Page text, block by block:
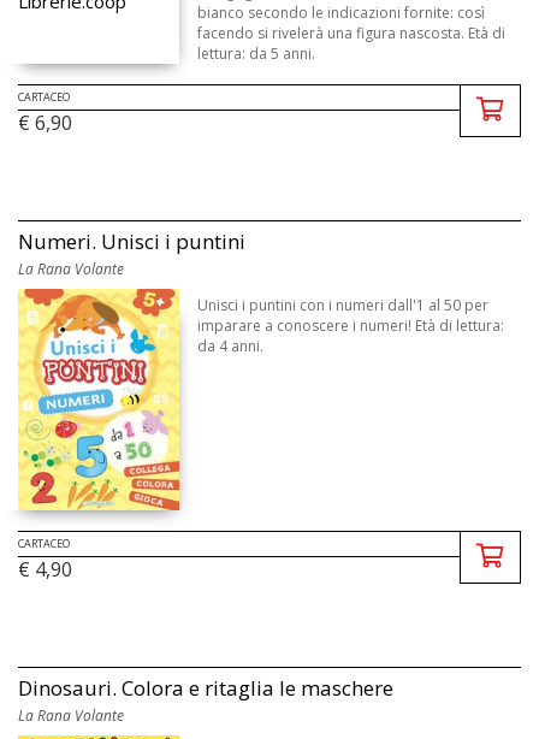
bianco secondo le indicazioni fornite: così
facendo si rivelerà una figura nascosta. Età di
lettura: da 5 anni.
CARTACEO
€ 6,90
Numeri. Unisci i puntini
La Rana Volante
Unisci i puntini con i numeri dall'1 al 50 per
imparare a conoscere i numeri! Età di lettura:
da 4 anni.
CARTACEO
€ 4,90
Dinosauri. Colora e ritaglia le maschere
La Rana Volante